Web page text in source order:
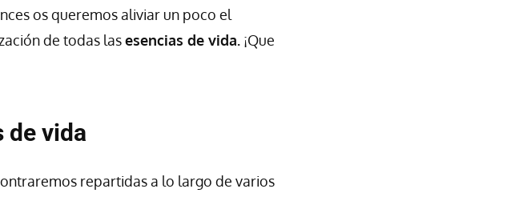
os queremos aliviar un poco el
de todas lasesencias de vida. ¡Que
de vida
repartidas a lo largo de varios